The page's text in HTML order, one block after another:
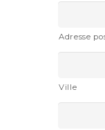
Adresse
Ville